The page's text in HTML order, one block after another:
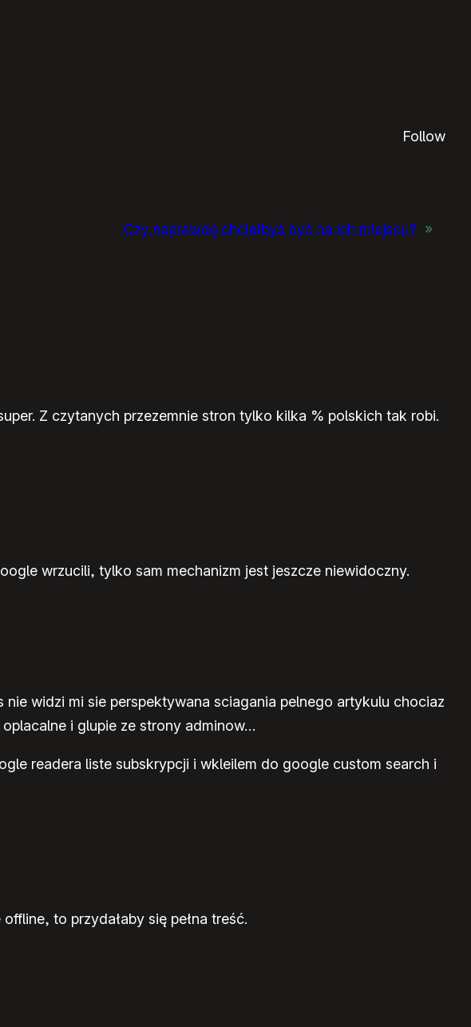
Follow
Czy naprawdę chciałbyś być na ich miejscu? »
Z czytanych przezemnie stron tylko kilka % polskich tak robi.
wrzucili, tylko sam mechanizm jest jeszcze niewidoczny.
widzi mi sie perspektywana sciagania pelnego artykulu chociaz
i glupie ze strony adminow…
readera liste subskrypcji i wkleilem do google custom search i
to przydałaby się pełna treść.